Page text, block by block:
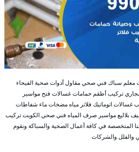
معلم سباك فني صحي مقاول أدوات صحية الفيحاء
تركيب أطقم حمامات غسالات فتح مواسير
خدمة 24/7 تركيب غسالات اتوماتيك فلاتر مياه مضخات ماء شفاطات
بلاليع مواسير صرف المياه فني صحي الكويت تركيب
المتخصصة في كافة أعمال الصحية والسباكة ونقوم
والفلل والشركات